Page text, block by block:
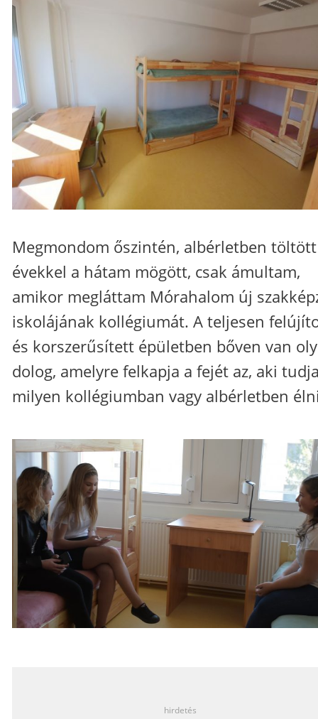
Megmondom őszintén, albérletben töltött
évekkel a hátam mögött, csak ámultam,
amikor megláttam Mórahalom új
iskolájának kollégiumát. A teljesen
és korszerűsített épületben bőven van
dolog, amelyre felkapja a fejét az, aki
milyen kollégiumban vagy albérletben
hirdetés